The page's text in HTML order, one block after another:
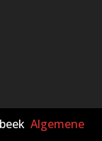
Algemene